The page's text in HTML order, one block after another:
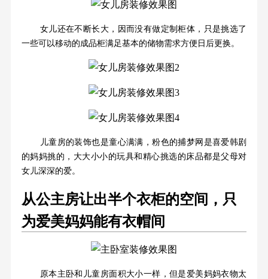
女儿还在不断长大，因而没有做定制柜体，只是挑选了
一些可以移动的成品柜满足基本的储物需求方便日后更换。
儿童房的装饰也是童心满满，粉色的捕梦网是喜爱韩剧
的妈妈挑的，大大小小的玩具和精心挑选的床品都是父母对
女儿深深的爱。
从公主房让出半个衣柜的空间，只
为爱美妈妈能有衣帽间
原本主卧和儿童房面积大小一样，但是爱美妈妈衣物太